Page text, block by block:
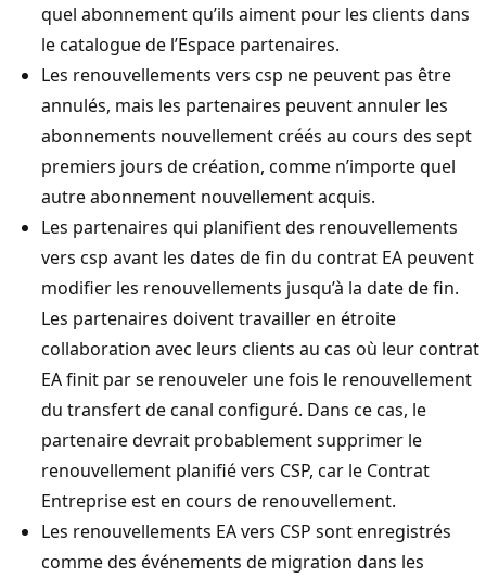
quel abonnement qu’ils aiment pour les clients dans
le catalogue de l’Espace partenaires.
Les renouvellements vers csp ne peuvent pas être
annulés, mais les partenaires peuvent annuler les
abonnements nouvellement créés au cours des sept
premiers jours de création, comme n’importe quel
autre abonnement nouvellement acquis.
Les partenaires qui planifient des renouvellements
vers csp avant les dates de fin du contrat EA peuvent
modifier les renouvellements jusqu’à la date de fin.
Les partenaires doivent travailler en étroite
collaboration avec leurs clients au cas où leur contrat
EA finit par se renouveler une fois le renouvellement
du transfert de canal configuré. Dans ce cas, le
partenaire devrait probablement supprimer le
renouvellement planifié vers CSP, car le Contrat
Entreprise est en cours de renouvellement.
Les renouvellements EA vers CSP sont enregistrés
comme des événements de migration dans les